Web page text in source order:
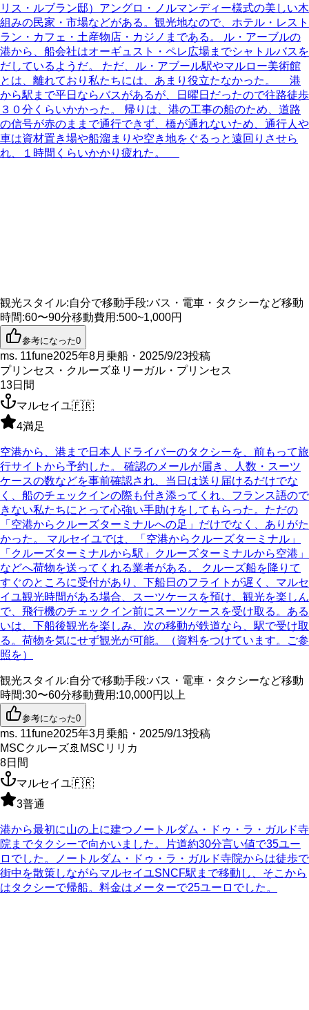
リス・ルブラン邸）アングロ・ノルマンディー様式の美しい木
組みの民家・市場などがある。観光地なので、ホテル・レスト
ラン・カフェ・土産物店・カジノまである。 ル・アーブルの
港から、船会社はオーギュスト・ペレ広場までシャトルバスを
だしているようだ。 ただ、ル・アブール駅やマルロー美術館
とは、離れており私たちには、あまり役立たなかった。 港
から駅まで平日ならバスがあるが、日曜日だったので往路徒歩
３０分くらいかかった。 帰りは、港の工事の船のため、道路
の信号が赤のままで通行できず、橋が通れないため、通行人や
車は資材置き場や船溜まりや空き地をぐるっと遠回りさせら
れ、１時間くらいかかり疲れた。
観光スタイル:自分で移動手段:バス・電車・タクシーなど移動
時間:60〜90分移動費用 :500~1,000円
参考になった0
ms. 11fune2025年8月乗船・2025/9/23投稿
プリンセス・クルーズ🚢 リーガル・プリンセス
13日間
マルセイユ🇫🇷
4満足
空港から、港まで日本人ドライバーのタクシーを、前もって旅
行サイトから予約した。 確認のメールが届き、人数・スーツ
ケースの数などを事前確認され、当日は送り届けるだけでな
く、船のチェックインの際も付き添ってくれ、フランス語ので
きない私たちにとって心強い手助けをしてもらった。ただの
「空港からクルーズターミナルへの足」だけでなく、ありがた
かった。 マルセイユでは、「空港からクルーズターミナル」
「クルーズターミナルから駅」クルーズターミナルから空港」
などへ荷物を送ってくれる業者がある。 クルーズ船を降りて
すぐのところに受付があり、下船日のフライトが遅く、マルセ
イユ観光時間がある場合、スーツケースを預け、観光を楽しん
で、飛行機のチェックイン前にスーツケースを受け取る。ある
いは、下船後観光を楽しみ、次の移動が鉄道なら、駅で受け取
る。荷物を気にせず観光が可能。（資料をつけています。ご参
照を）
観光スタイル:自分で移動手段:バス・電車・タクシーなど移動
時間:30〜60分移動費用 :10,000円以上
参考になった0
ms. 11fune2025年3月乗船・2025/9/13投稿
MSCクルーズ🚢 MSCリリカ
8日間
マルセイユ🇫🇷
3普通
港から最初に山の上に建つノートルダム・ドゥ・ラ・ガルド寺
院までタクシーで向かいました。片道約30分言い値で35ユー
ロでした。ノートルダム・ドゥ・ラ・ガルド寺院からは徒歩で
街中を散策しながらマルセイユSNCF駅まで移動し、そこから
はタクシーで帰船。料金はメーターで25ユーロでした。